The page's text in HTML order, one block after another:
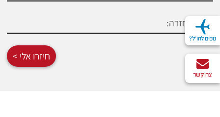
חיזרו אלי >
טסים לחו"ל?
צרו קשר